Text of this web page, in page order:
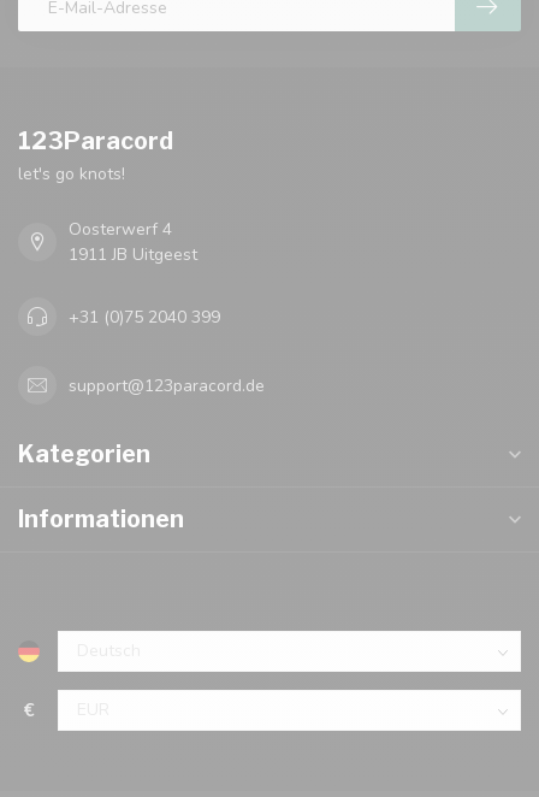
123Paracord
let's go knots!
Oosterwerf 4
1911 JB Uitgeest
+31 (0)75 2040 399
support@123paracord.de
Kategorien
Informationen
€